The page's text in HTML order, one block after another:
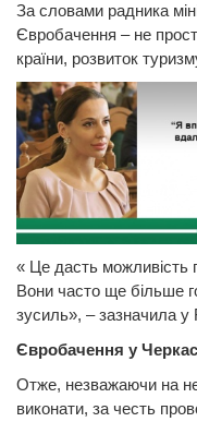
За словами радника
Євробачення – не
країни, розвиток
« Це дасть можливість
Вони часто ще більше
зусиль», – зазначила у
Євробачення у
Отже, незважаючи на
виконати, за честь